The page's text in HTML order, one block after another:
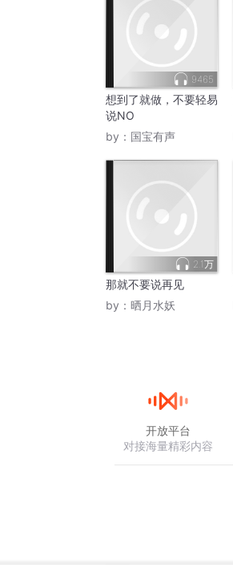
9465
想到了就做，不要轻易
说NO
by： 国宝有声
2.1万
那就不要说再见
by： 晒月水妖
开放平台
对接海量精彩内容